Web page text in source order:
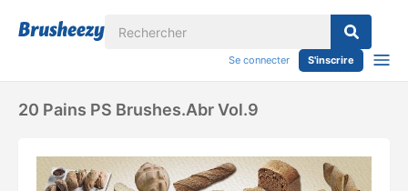
Se connecter S'inscrire
20 Pains PS Brushes.abr Vol.9